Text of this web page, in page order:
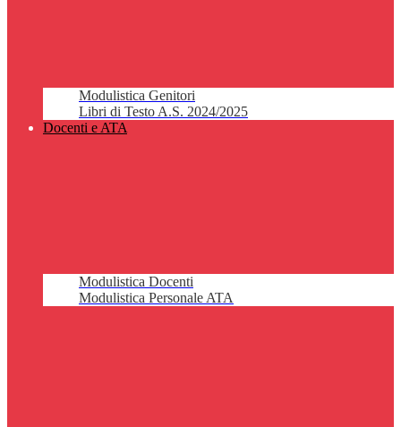
Modulistica Genitori
Libri di Testo A.S. 2024/2025
Docenti e ATA
Modulistica Docenti
Modulistica Personale ATA